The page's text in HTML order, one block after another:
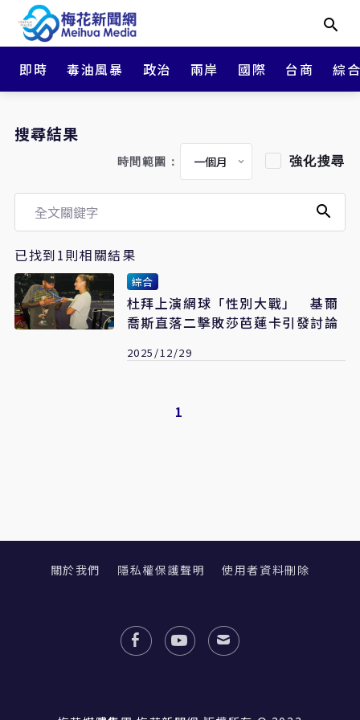
即時 毒油風暴 政治 兩岸 國際 台商 綜
搜尋結果
時間範圍： 強化搜尋
已找到1則相關結果
綜合
杜拜上演網球「性別大戰」 基爾
喬斯直落二擊敗莎芭蓮卡引發討論
2025/12/29
1
關於我們 隱私權保護聲明 使用者資料刪除